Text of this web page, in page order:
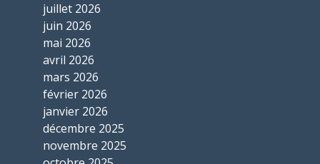
juillet 2026
juin 2026
mai 2026
avril 2026
mars 2026
février 2026
janvier 2026
décembre 2025
novembre 2025